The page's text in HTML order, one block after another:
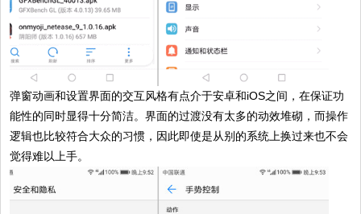
弹窗动画和设置界面的交互风格有点介于安卓和iOS之间，在保证功
能性的同时显得十分简洁。界面的过渡没有太多的动效堆砌，而操作
逻辑也比较符合大众的习惯，因此即使是从别的系统上换过来也不会
觉得难以上手。